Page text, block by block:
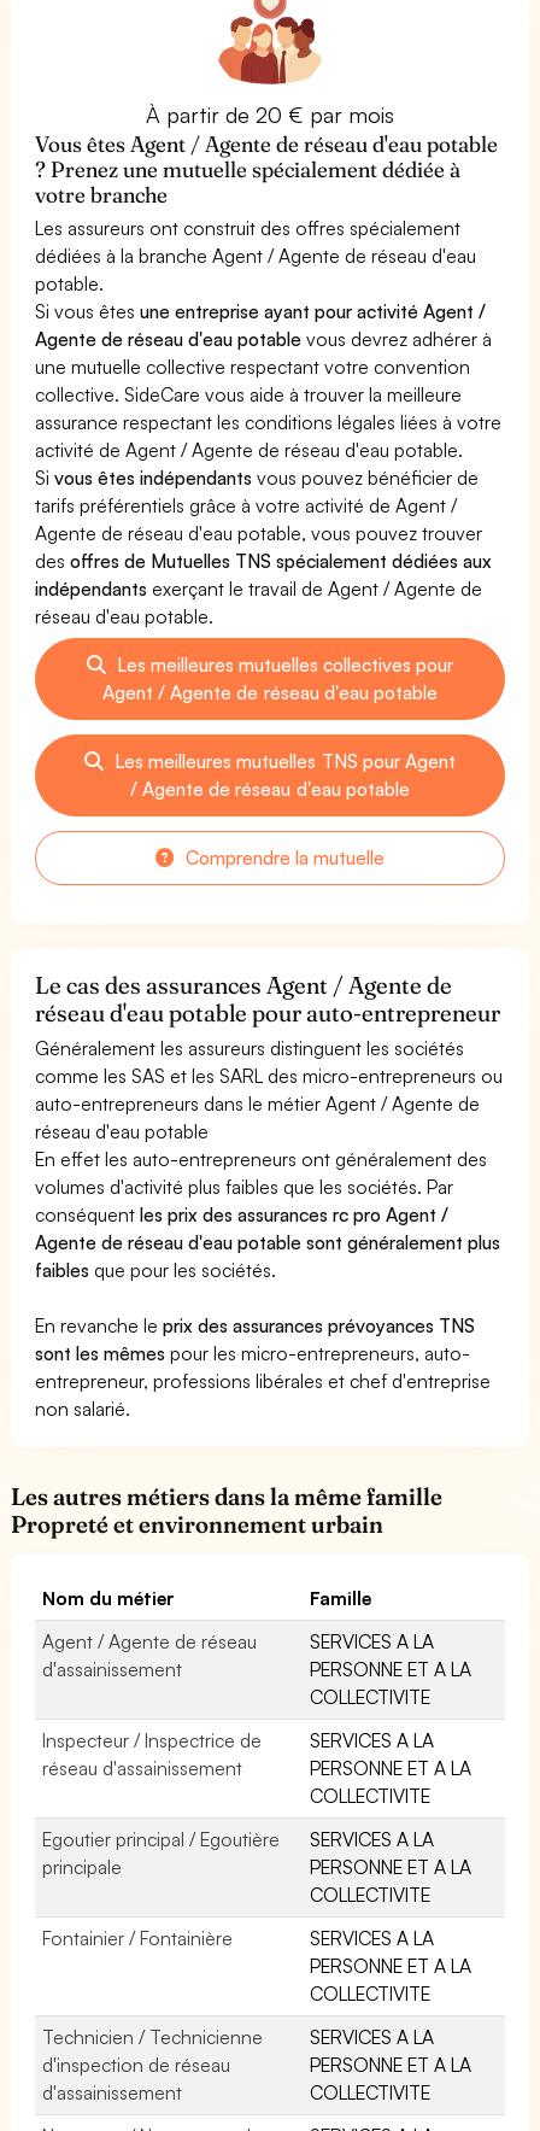
À partir de 20 € par mois
Vous êtes Agent / Agente de réseau d'eau potable
? Prenez une mutuelle spécialement dédiée à
votre branche
Les assureurs ont construit des offres spécialement
dédiées à la branche Agent / Agente de réseau d'eau
potable.
Si vous êtesune entreprise ayant pour activité Agent /
Agente de réseau d'eau potable vous devrez adhérer à
une mutuelle collective respectant votre convention
collective. SideCare vous aide à trouver la meilleure
assurance respectant les conditions légales liées à votre
activité de Agent / Agente de réseau d'eau potable.
Sivous êtes indépendants vous pouvez bénéficier de
tarifs préférentiels grâce à votre activité de Agent /
Agente de réseau d'eau potable, vous pouvez trouver
desoffres de Mutuelles TNS spécialement dédiées aux
indépendants exerçant le travail de Agent / Agente de
réseau d'eau potable.
Les meilleures mutuelles collectives pour
Agent / Agente de réseau d'eau potable
Les meilleures mutuelles TNS pour Agent
/ Agente de réseau d'eau potable
Comprendre la mutuelle
Le cas des assurances Agent / Agente de
réseau d'eau potable pour auto-entrepreneur
Généralement les assureurs distinguent les sociétés
comme les SAS et les SARL des micro-entrepreneurs ou
auto-entrepreneurs dans le métier Agent / Agente de
réseau d'eau potable
En effet les auto-entrepreneurs ont généralement des
volumes d'activité plus faibles que les sociétés. Par
conséquentles prix des assurances rc pro Agent /
Agente de réseau d'eau potable sont généralement plus
faibles que pour les sociétés.
En revanche leprix des assurances prévoyances TNS
sont les mêmes pour les micro-entrepreneurs, auto-
entrepreneur, professions libérales et chef d'entreprise
non salarié.
Les autres métiers dans la même famille
Propreté et environnement urbain
Nom du métier
Famille
Agent / Agente de réseau
d'assainissement
SERVICES A LA
PERSONNE ET A LA
COLLECTIVITE
Inspecteur / Inspectrice de
réseau d'assainissement
SERVICES A LA
PERSONNE ET A LA
COLLECTIVITE
Egoutier principal / Egoutière
principale
SERVICES A LA
PERSONNE ET A LA
COLLECTIVITE
Fontainier / Fontainière
SERVICES A LA
PERSONNE ET A LA
COLLECTIVITE
Technicien / Technicienne
d'inspection de réseau
d'assainissement
SERVICES A LA
PERSONNE ET A LA
COLLECTIVITE